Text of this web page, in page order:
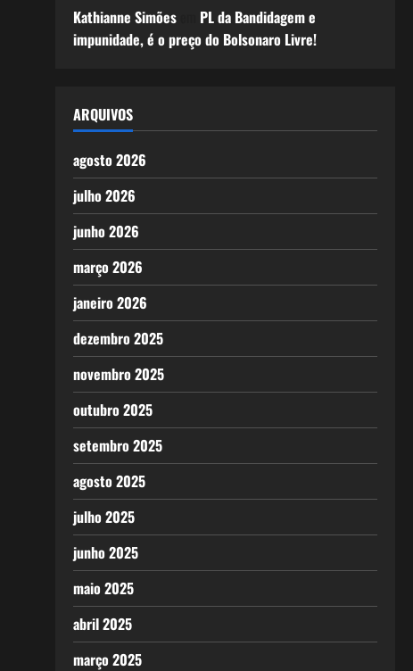
Kathianne Simõesem PL da Bandidagem e
impunidade, é o preço do Bolsonaro Livre!
ARQUIVOS
agosto 2026
julho 2026
junho 2026
março 2026
janeiro 2026
dezembro 2025
novembro 2025
outubro 2025
setembro 2025
agosto 2025
julho 2025
junho 2025
maio 2025
abril 2025
março 2025